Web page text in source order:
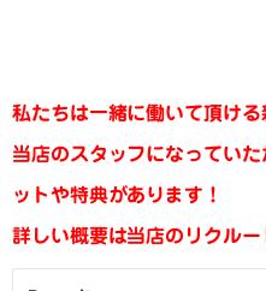
私たちは一緒に働いて頂ける
当店のスタッフになってい
ットや特典があります！
詳しい概要は当店のリクル